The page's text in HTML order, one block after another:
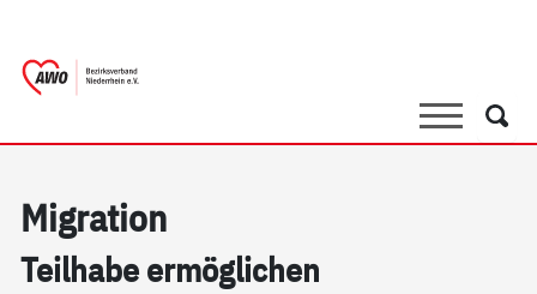
SucheSuche
Mi­g­ra­ti­on
Teil­ha­be er­mög­li­chen